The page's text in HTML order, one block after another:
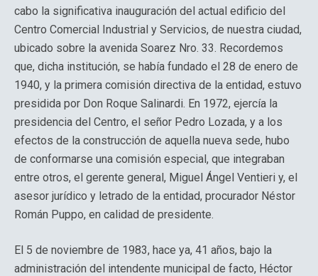
cabo la significativa inauguración del actual edificio del
Centro Comercial Industrial y Servicios, de nuestra ciudad,
ubicado sobre la avenida Soarez Nro. 33. Recordemos
que, dicha institución, se había fundado el 28 de enero de
1940, y la primera comisión directiva de la entidad, estuvo
presidida por Don Roque Salinardi. En 1972, ejercía la
presidencia del Centro, el señor Pedro Lozada, y a los
efectos de la construcción de aquella nueva sede, hubo
de conformarse una comisión especial, que integraban
entre otros, el gerente general, Miguel Ángel Ventieri y, el
asesor jurídico y letrado de la entidad, procurador Néstor
Román Puppo, en calidad de presidente.
El 5 de noviembre de 1983, hace ya, 41 años, bajo la
administración del intendente municipal de facto, Héctor